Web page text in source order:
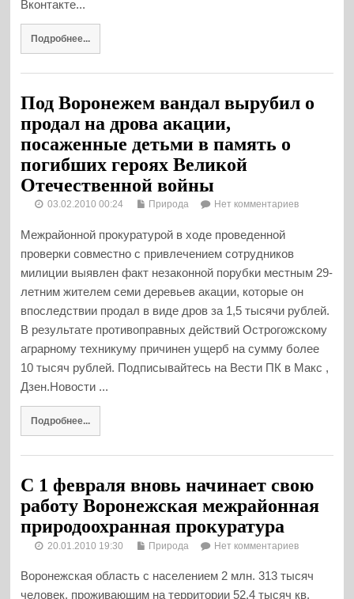
Вконтакте...
Подробнее...
Под Воронежем вандал вырубил о
продал на дрова акации,
посаженные детьми в память о
погибших героях Великой
Отечественной войны
03.02.2010 00:24 Природа Нет комментариев
Межрайонной прокуратурой в ходе проведенной
проверки совместно с привлечением сотрудников
милиции выявлен факт незаконной порубки местным 29-
летним жителем семи деревьев акации, которые он
впоследствии продал в виде дров за 1,5 тысячи рублей.
В результате противоправных действий Острогожскому
аграрному техникуму причинен ущерб на сумму более
10 тысяч рублей. Подписывайтесь на Вести ПК в Макс ,
Дзен.Новости ...
Подробнее...
С 1 февраля вновь начинает свою
работу Воронежская межрайонная
природоохранная прокуратура
20.01.2010 19:30 Природа Нет комментариев
Воронежская область с населением 2 млн. 313 тысяч
человек, проживающим на территории 52,4 тысяч кв.